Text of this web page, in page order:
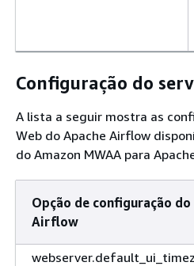
Configuração do
A lista a seguir mostra as
Web do Apache Airflow
do Amazon MWAA para
Opção de configuração do
Airflow